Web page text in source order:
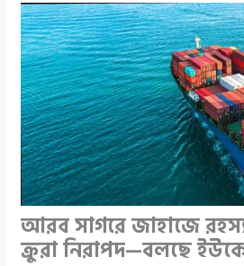
আরব সাগরে জাহাজে
ক্রুরা নিরাপদ—বলছে